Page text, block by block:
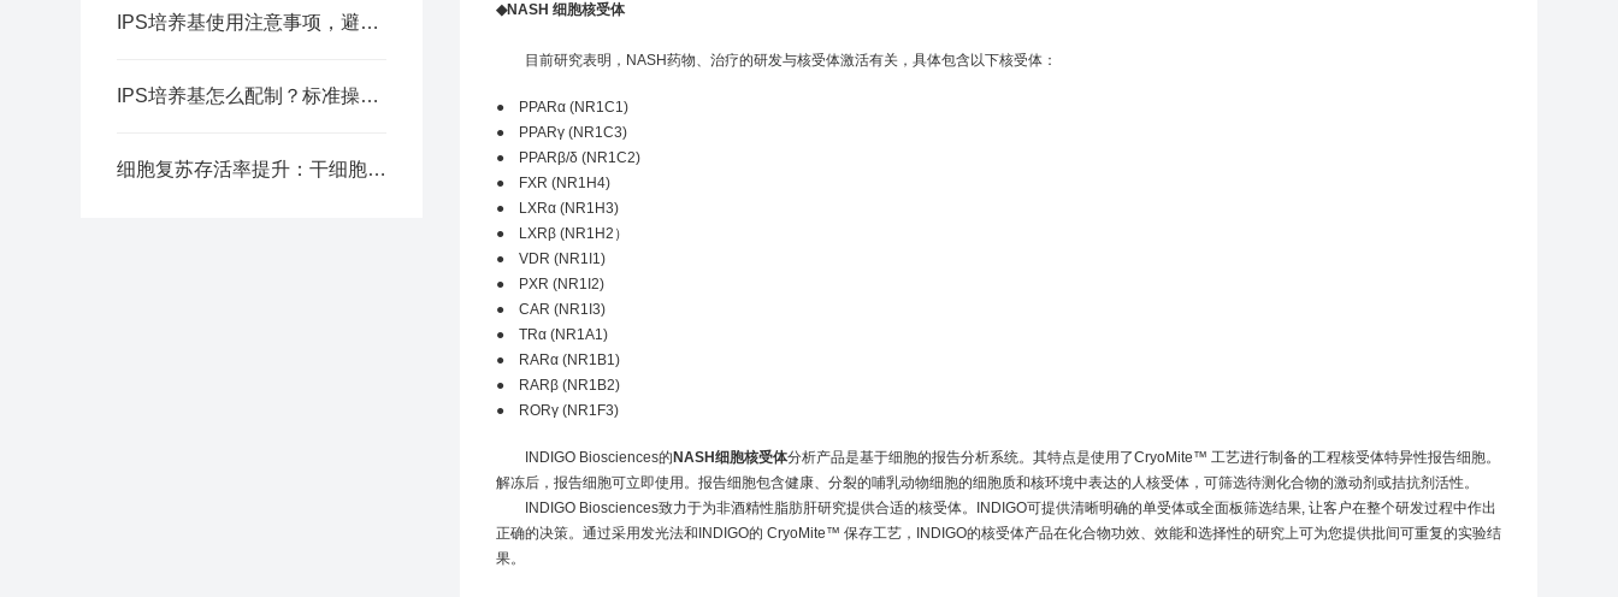
IPS培养基使用注意事项，避免菌落检测误差
IPS培养基怎么配制？标准操作步骤汇总
细胞复苏存活率提升：干细胞冻存液应用实操指南
◆NASH 细胞核受体
目前研究表明，NASH药物、治疗的研发与核受体激活有关，具体包含以下核受体：
●
PPARα (NR1C1)
●
PPARγ (NR1C3)
●
PPARβ/δ (NR1C2)
●
FXR (NR1H4)
●
LXRα (NR1H3)
●
LXRβ (NR1H2）
● VDR (NR1I1)
●
PXR (NR1I2)
● CAR (NR1I3)
● TRα (NR1A1)
●
RARα (NR1B1)
●
RARβ (NR1B2)
●
RORγ (NR1F3)
INDIGO Biosciences的 NASH细胞核受体分析产品是基于细胞的报告分析系统。其特点是使用了CryoMite™ 工艺进行制备的工程核受体特异性报告细胞。
解冻后，报告细胞可立即使用。报告细胞包含健康、分裂的哺乳动物细胞的细胞质和核环境中表达的人核受体，可筛选待测化合物的激动剂或拮抗剂活性。
INDIGO Biosciences致力于为非酒精性脂肪肝研究提供合适的核受体。INDIGO可提供清晰明确的单受体或全面板筛选结果, 让客户在整个研发过程中作出
正确的决策。通过采用发光法和INDIGO的 CryoMite™ 保存工艺，INDIGO的核受体产品在化合物功效、效能和选择性的研究上可为您提供批间可重复的实验结
果。